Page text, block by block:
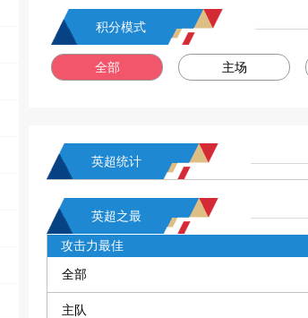
积分模式
全部 主场
英超统计
英超之最
攻击力最佳
全部
主队